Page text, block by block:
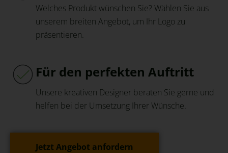
Welches Produkt wünschen Sie? Wählen Sie aus
unserem breiten Angebot, um Ihr Logo zu
präsentieren.
Für den perfekten Auftritt
Unsere kreativen Designer beraten Sie gerne und
helfen bei der Umsetzung Ihrer Wünsche.
Jetzt Angebot anfordern